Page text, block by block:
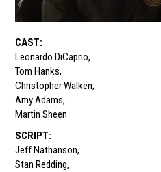
CAST:
Leonardo DiCaprio,
Tom Hanks,
Christopher Walken,
Amy Adams,
Martin Sheen
SCRIPT:
Jeff Nathanson,
Stan Redding,